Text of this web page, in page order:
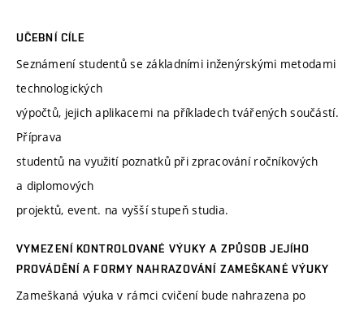
UČEBNÍ CÍLE
Seznámení studentů se základními inženýrskými metodami
technologických
výpočtů, jejich aplikacemi na příkladech tvářených součástí.
Příprava
studentů na využití poznatků při zpracování ročníkových
a diplomových
projektů, event. na vyšší stupeň studia.
VYMEZENÍ KONTROLOVANÉ VÝUKY A ZPŮSOB JEJÍHO
PROVÁDĚNÍ A FORMY NAHRAZOVÁNÍ ZAMEŠKANÉ VÝUKY
Zameškaná výuka v rámci cvičení bude nahrazena po